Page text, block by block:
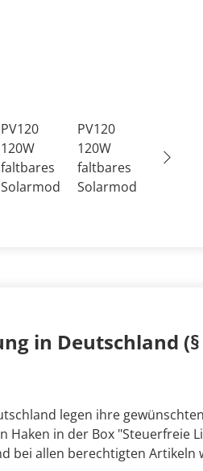
in Deutschland (§
legen ihre
Haken in der Box "Steuerfreie
bei allen berechtigten Artikeln